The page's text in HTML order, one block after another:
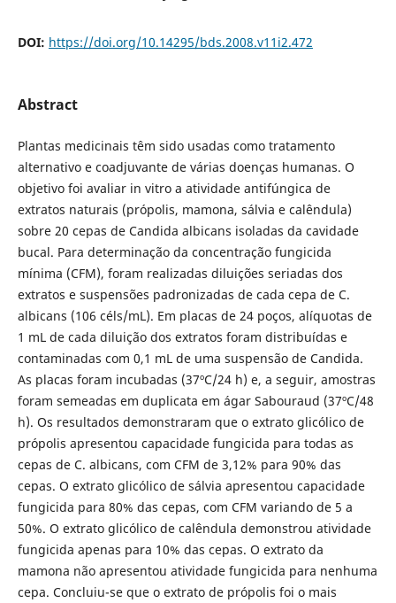
DOI: https://doi.org/10.14295/bds.2008.v11i2.472
Abstract
Plantas medicinais têm sido usadas como tratamento
alternativo e coadjuvante de várias doenças humanas. O
objetivo foi avaliar in vitro a atividade antifúngica de
extratos naturais (própolis, mamona, sálvia e calêndula)
sobre 20 cepas de Candida albicans isoladas da cavidade
bucal. Para determinação da concentração fungicida
mínima (CFM), foram realizadas diluições seriadas dos
extratos e suspensões padronizadas de cada cepa de C.
albicans (106 céls/mL). Em placas de 24 poços, alíquotas de
1 mL de cada diluição dos extratos foram distribuídas e
contaminadas com 0,1 mL de uma suspensão de Candida.
As placas foram incubadas (37ºC/24 h) e, a seguir, amostras
foram semeadas em duplicata em ágar Sabouraud (37ºC/48
h). Os resultados demonstraram que o extrato glicólico de
própolis apresentou capacidade fungicida para todas as
cepas de C. albicans, com CFM de 3,12% para 90% das
cepas. O extrato glicólico de sálvia apresentou capacidade
fungicida para 80% das cepas, com CFM variando de 5 a
50%. O extrato glicólico de calêndula demonstrou atividade
fungicida apenas para 10% das cepas. O extrato da
mamona não apresentou atividade fungicida para nenhuma
cepa. Concluiu-se que o extrato de própolis foi o mais